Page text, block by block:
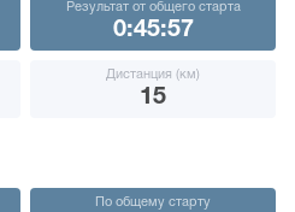
Результат от общего старта
0:45:57
Дистанция (км)
15
По общему старту